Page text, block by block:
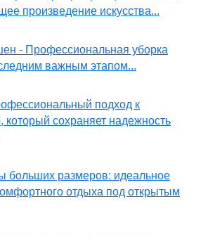
произведение искусства...
- Профессиональная уборка
важным этапом...
подход к
сохраняет надежность
больших размеров: идеальное
отдыха под открытым